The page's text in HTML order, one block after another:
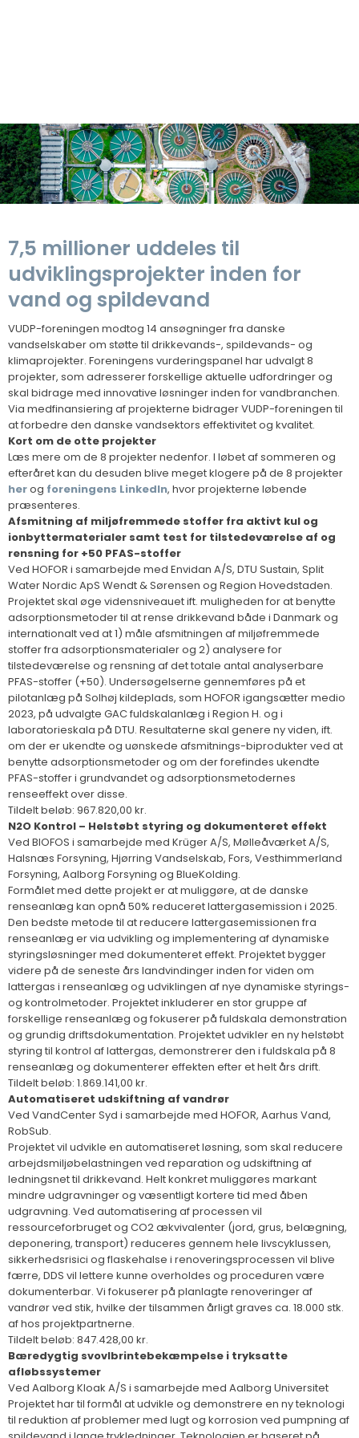
​7,5 millioner uddeles til
udviklingsprojekter inden for
vand og spildevand
VUDP-foreningen modtog 14 ansøgninger fra danske
vandselskaber om støtte til drikkevands-, spildevands- og
klimaprojekter. Foreningens vurderingspanel har udvalgt 8
projekter, som adresserer forskellige aktuelle udfordringer og
skal bidrage med innovative løsninger inden for vandbranchen.
Via medfinansiering af projekterne bidrager VUDP-foreningen til
at forbedre den danske vandsektors effektivitet og kvalitet.
Kort om de otte projekter
Læs mere om de 8 projekter nedenfor. I løbet af sommeren og
efteråret kan du desuden blive meget klogere på de 8 projekter
herog foreningens LinkedIn, hvor projekterne løbende
præsenteres.
Afsmitning af miljøfremmede stoffer fra aktivt kul og
ionbyttermaterialer samt test for tilstedeværelse af og
rensning for +50 PFAS-stoffer
Ved HOFOR i samarbejde med Envidan A/S, DTU Sustain, Split
Water Nordic ApS Wendt & Sørensen og Region Hovedstaden.
Projektet skal øge vidensniveauet ift. muligheden for at benytte
adsorptionsmetoder til at rense drikkevand både i Danmark og
internationalt ved at 1) måle afsmitningen af miljøfremmede
stoffer fra adsorptionsmaterialer og 2) analysere for
tilstedeværelse og rensning af det totale antal analyserbare
PFAS-stoffer (+50). Undersøgelserne gennemføres på et
pilotanlæg på Solhøj kildeplads, som HOFOR igangsætter medio
2023, på udvalgte GAC fuldskalanlæg i Region H. og i
laboratorieskala på DTU. Resultaterne skal genere ny viden, ift.
om der er ukendte og uønskede afsmitnings-biprodukter ved at
benytte adsorptionsmetoder og om der forefindes ukendte
PFAS-stoffer i grundvandet og adsorptionsmetodernes
renseeffekt over disse.
Tildelt beløb: 967.820,00 kr.
N2O Kontrol – Helstøbt styring og dokumenteret effekt
Ved BIOFOS i samarbejde med Krüger A/S, Mølleåværket A/S,
Halsnæs Forsyning, Hjørring Vandselskab, Fors, Vesthimmerland
Forsyning, Aalborg Forsyning og BlueKolding.
Formålet med dette projekt er at muliggøre, at de danske
renseanlæg kan opnå 50% reduceret lattergasemission i 2025.
Den bedste metode til at reducere lattergasemissionen fra
renseanlæg er via udvikling og implementering af dynamiske
styringsløsninger med dokumenteret effekt. Projektet bygger
videre på de seneste års landvindinger inden for viden om
lattergas i renseanlæg og udviklingen af nye dynamiske styrings-
og kontrolmetoder. Projektet inkluderer en stor gruppe af
forskellige renseanlæg og fokuserer på fuldskala demonstration
og grundig driftsdokumentation. Projektet udvikler en ny helstøbt
styring til kontrol af lattergas, demonstrerer den i fuldskala på 8
renseanlæg og dokumenterer effekten efter et helt års drift.
Tildelt beløb: 1.869.141,00 kr.
Automatiseret udskiftning af vandrør
Ved VandCenter Syd i samarbejde med HOFOR, Aarhus Vand,
RobSub.
Projektet vil udvikle en automatiseret løsning, som skal reducere
arbejdsmiljøbelastningen ved reparation og udskiftning af
ledningsnet til drikkevand. Helt konkret muliggøres markant
mindre udgravninger og væsentligt kortere tid med åben
udgravning. Ved automatisering af processen vil
ressourceforbruget og CO2 ækvivalenter (jord, grus, belægning,
deponering, transport) reduceres gennem hele livscyklussen,
sikkerhedsrisici og flaskehalse i renoveringsprocessen vil blive
færre, DDS vil lettere kunne overholdes og proceduren være
dokumenterbar. Vi fokuserer på planlagte renoveringer af
vandrør ved stik, hvilke der tilsammen årligt graves ca. 18.000 stk.
af hos projektpartnerne.
Tildelt beløb: 847.428,00 kr.
Bæredygtig svovlbrintebekæmpelse i tryksatte
afløbssystemer
Ved Aalborg Kloak A/S i samarbejde med Aalborg Universitet
Projektet har til formål at udvikle og demonstrere en ny teknologi
til reduktion af problemer med lugt og korrosion ved pumpning af